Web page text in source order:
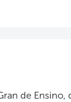
de Ensino,